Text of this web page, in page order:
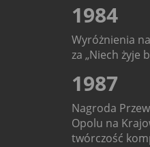
1984
Wyróżnienia
za „Niech żyje
1987
Nagroda
Opolu na
twórczość